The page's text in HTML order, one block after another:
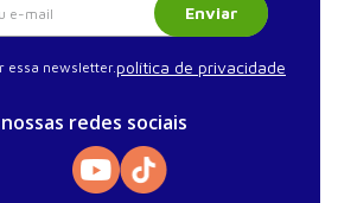
Enviar
essa newsletter.política de privacidade
redes sociais